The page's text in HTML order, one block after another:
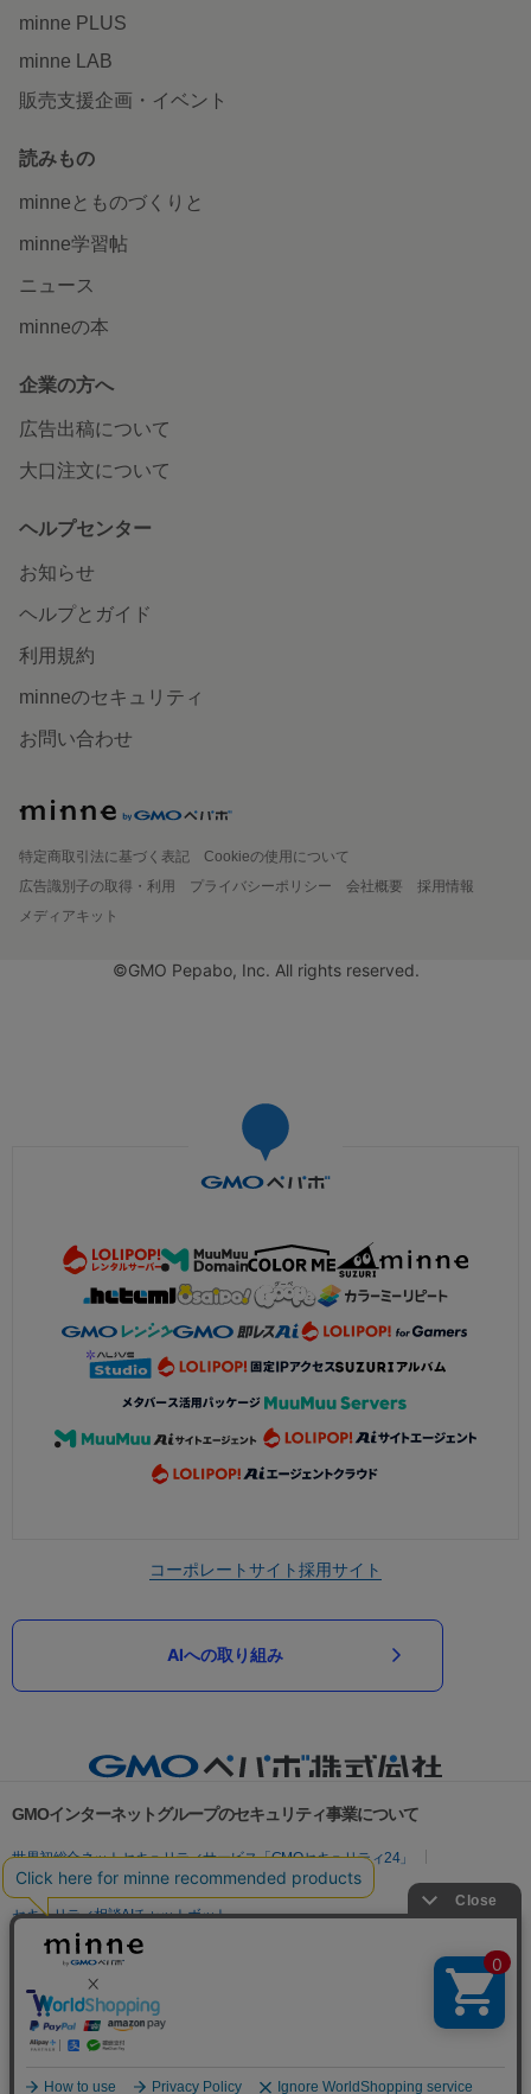
minne PLUS
minne LAB
販売支援企画・イベント
読みもの
minneとものづくりと
minne学習帖
ニュース
minneの本
企業の方へ
広告出稿について
大口注文について
ヘルプセンター
お知らせ
ヘルプとガイド
利用規約
minneのセキュリティ
お問い合わせ
特定商取引法に基づく表記
Cookieの使用について
広告識別子の取得・利用
プライバシーポリシー 会社概要
採用情報
メディアキット
©GMO Pepabo, Inc. All rights reserved.
コーポレートサイト採用サイト
AIへの取り組み
GMOインターネットグループのセキュリティ事業について
世界初総合ネットセキュリティサービス「GMOセキュリティ24」
パスワード漏洩診断
Webサイトリスク診断
セキュリティ相談AIチャットボット
実在証明・盗聴対策
サイバー攻撃対策（GMO Flatt Security）
セキュリティ事業の軌跡